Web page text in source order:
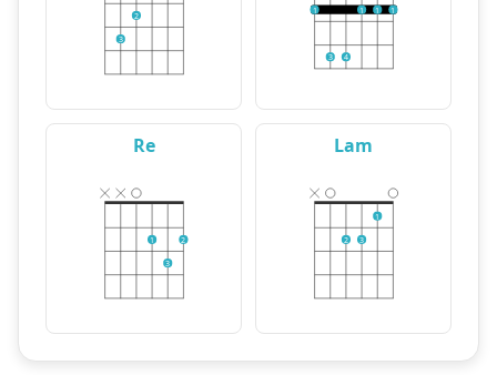
3
2
1
3 4
1 1 1
Re
1
3
2
Lam
2 3
1